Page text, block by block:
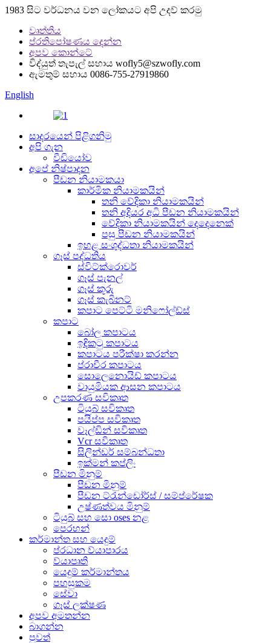
1983 සිට වර්ධනය වන ලෝකයට අපි උදව් කරමු
වෘත්තිය
ප්රතිපෝෂණය දෙන්න
අපව කොන්ටේ
විද්යුත් තැපැල් සහාය wofly5@szwofly.com
ඇමතුම් සහාය 0086-755-27919860
English
සාදරයෙන් පිළිගනිමු
අපි ගැන
වීඩියෝව
අපේ නිෂ්පාදන
පීඩන නියාමකයා
කාර්මික නියාමකයින්
තනි වේදිකා නියාමකයින්
තනි අදියර අධි පීඩන නියාමකයින්
වේදිකා නියාමකයින් දෙදෙනෙක්
පසු පීඩන නියාමකයින්
ඉහළ සංශුද්ධතා නියාමකයින්
ගෑස් පද්ධතිය
ස්විට්ක්රොවර්
ගෑස් පැනල්
ගෑස් කූරු
ගෑස් කැබිනට්
කපාට පෙට්ටි මනිෆෝල්ඩ්ස්
කපාට
බෝල කපාටය
ඉඳිකටු කපාටය
කපාටය පරීක්ෂා කරන්න
ප්රාචීර කපාටය
සොලෙනොයිඩ් කපාටය
වායුමියක ආසන කපාටය
උපකරණ සවිකෘත
ටියුබ් සවිකෘත
පයිප්ප සවිකෘත
වෑල්ඩින් සවිකෘත
Vcr සවිකෘත
සිලින්ඩර් සම්බන්ධතා
ඉක්මන් කප්ලිං
පීඩන මිනුම්
පීඩන මිනුම්
පීඩන ට්රැන්ඩෝර්ස් / සම්ප්රේෂක
උෂ්ණත්වය මිනුම්
ටියුබ් සහ සො oses නළ
පෙරහන්
කර්මාන්ත සහ යෙදුම්
ප්රධාන ව්යාපාරය
ව්යාපෘති
යෙදුම් කර්මාන්තය
පහසුකම
සේවා
ගෑස් ලක්ෂණ
අපව අමතන්න
බාගන්න
පුවත්